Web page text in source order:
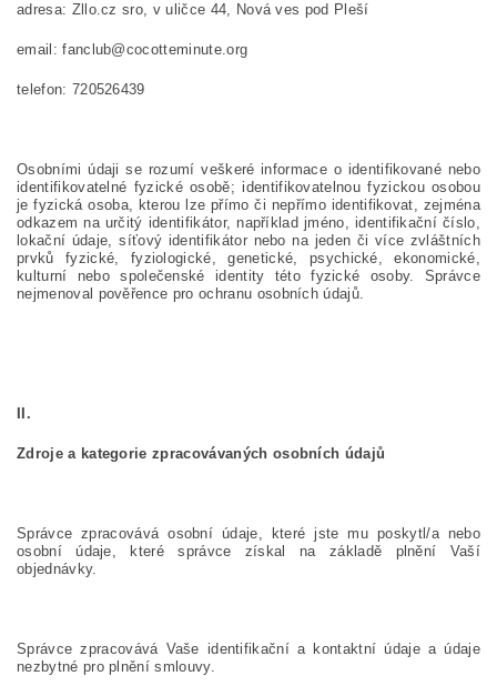
adresa: Zllo.cz sro, v uličce 44, Nová ves pod Pleší
email: fanclub@cocotteminute.org
telefon: 720526439
Osobními údaji se rozumí veškeré informace o identifikované nebo
identifikovatelné fyzické osobě; identifikovatelnou fyzickou osobou
je fyzická osoba, kterou lze přímo či nepřímo identifikovat, zejména
odkazem na určitý identifikátor, například jméno, identifikační číslo,
lokační údaje, síťový identifikátor nebo na jeden či více zvláštních
prvků fyzické, fyziologické, genetické, psychické, ekonomické,
kulturní nebo společenské identity této fyzické osoby. Správce
nejmenoval pověřence pro ochranu osobních údajů.
II.
Zdroje a kategorie zpracovávaných osobních údajů
Správce zpracovává osobní údaje, které jste mu poskytl/a nebo
osobní údaje, které správce získal na základě plnění Vaší
objednávky.
Správce zpracovává Vaše identifikační a kontaktní údaje a údaje
nezbytné pro plnění smlouvy.